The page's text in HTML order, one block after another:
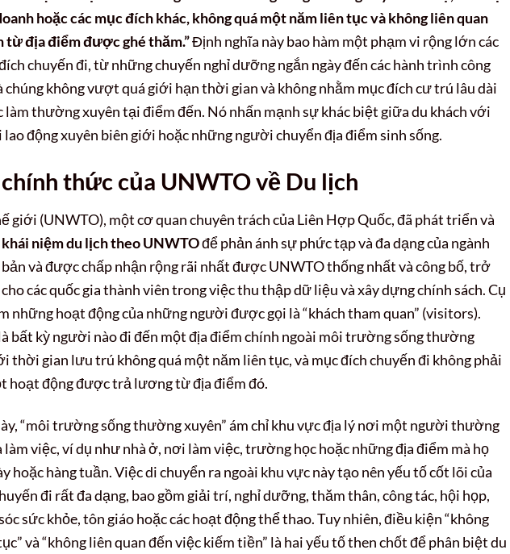
hoặc các mục đích khác, không quá một năm liên tục và không liên quan
từ địa điểm được ghé thăm.”Định nghĩa này bao hàm một phạm vi rộng lớn các
chuyến đi, từ những chuyến nghỉ dưỡng ngắn ngày đến các hành trình công
chúng không vượt quá giới hạn thời gian và không nhằm mục đích cư trú lâu dài
làm thường xuyên tại điểm đến. Nó nhấn mạnh sự khác biệt giữa du khách với
động xuyên biên giới hoặc những người chuyển địa điểm sinh sống.
thức của UNWTO về Du lịch
giới (UNWTO), một cơ quan chuyên trách của Liên Hợp Quốc, đã phát triển và
khái niệm du lịch theo UNWTOđể phản ánh sự phức tạp và đa dạng của ngành
và được chấp nhận rộng rãi nhất được UNWTO thống nhất và công bố, trở
các quốc gia thành viên trong việc thu thập dữ liệu và xây dựng chính sách. Cụ
những hoạt động của những người được gọi là “khách tham quan” (visitors).
bất kỳ người nào đi đến một địa điểm chính ngoài môi trường sống thường
thời gian lưu trú không quá một năm liên tục, và mục đích chuyến đi không phải
hoạt động được trả lương từ địa điểm đó.
“môi trường sống thường xuyên” ám chỉ khu vực địa lý nơi một người thường
làm việc, ví dụ như nhà ở, nơi làm việc, trường học hoặc những địa điểm mà họ
hoặc hàng tuần. Việc di chuyển ra ngoài khu vực này tạo nên yếu tố cốt lõi của
đi rất đa dạng, bao gồm giải trí, nghỉ dưỡng, thăm thân, công tác, hội họp,
sức khỏe, tôn giáo hoặc các hoạt động thể thao. Tuy nhiên, điều kiện “không
và “không liên quan đến việc kiếm tiền” là hai yếu tố then chốt để phân biệt du